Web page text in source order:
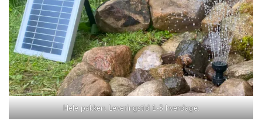
Hele pakken. Leveringstid 1-3 hverdage.